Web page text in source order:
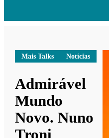
Mais Talks Notícias
Admirável
Mundo
Novo. Nuno
Troni